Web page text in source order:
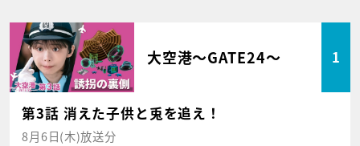
大空港～GATE24～ 1
第3話 消えた子供と兎を追え！
8月6日(木)放送分